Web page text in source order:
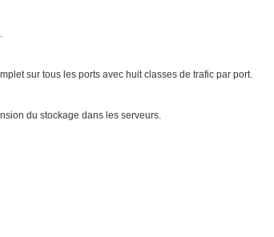
sur tous les ports avec huit classes de trafic par port.
du stockage dans les serveurs.